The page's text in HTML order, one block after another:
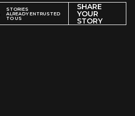
STORIES
ALREADY ENTRUSTED
TO US
SHARE
YOUR
STORY